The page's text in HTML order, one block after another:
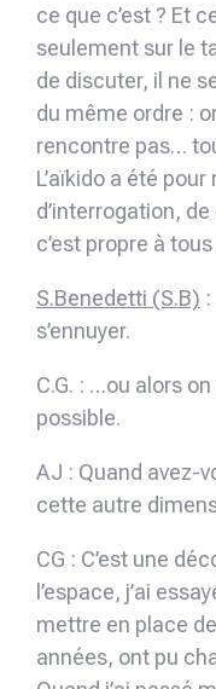
ce que c’est ? Et
seulement sur le
de discuter, il ne
du même ordre :
rencontre pas…
L’aïkido a été
d’interrogation,
c’est propre à
S.Benedetti (S.B)
s’ennuyer.
C.G. : …ou alors
possible.
AJ : Quand avez-
cette autre
CG : C’est une
l’espace, j’ai
mettre en place
années, ont pu